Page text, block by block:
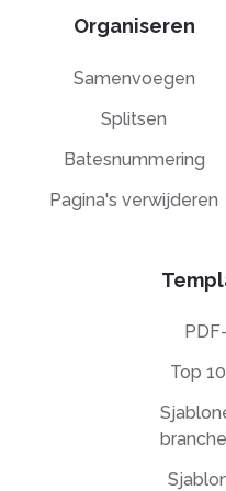
Organiseren
Samenvoegen
Splitsen
Batesnummering
Pagina's verwijderen
Top
branche